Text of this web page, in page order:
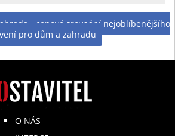
- cenové srovnání nejoblíbenějšího
pro dům a zahradu
O NÁS